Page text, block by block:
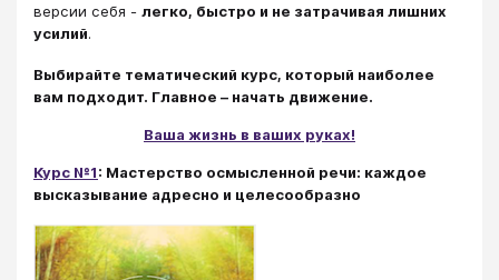
версии себя - легко, быстро и не затрачивая лишних
усилий.
Выбирайте тематический курс, который наиболее
вам подходит. Главное – начать движение.
Ваша жизнь в ваших руках!
Курс №1: Мастерство осмысленной речи: каждое
высказывание адресно и целесообразно